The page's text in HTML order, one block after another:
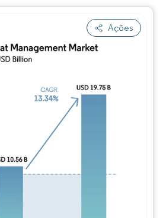
Ações
Imagem © Mordor Intelligence. O reuso